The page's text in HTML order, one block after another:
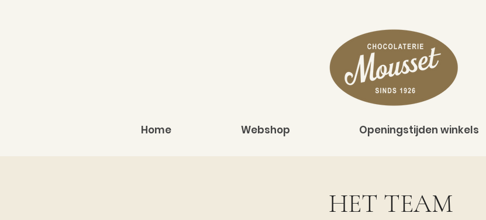
Home Webshop Openingstijden winkels
HET TEAM